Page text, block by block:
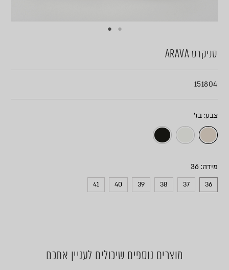
סניקרס ARAVA
151804
צבע
מידה
36
37
38
39
40
41
מוצרים נוספים שיכולים לעניין אתכם